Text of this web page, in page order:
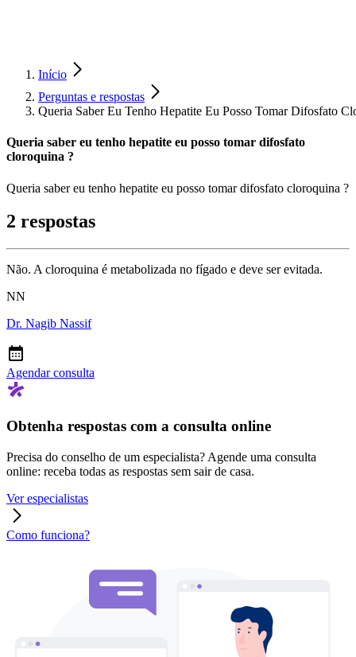
Início
Perguntas e respostas
Queria Saber Eu Tenho Hepatite Eu Posso Tomar Difosfato
Queria saber eu tenho hepatite eu posso tomar difosfato
cloroquina ?
Queria saber eu tenho hepatite eu posso tomar difosfato cloroquina ?
2 respostas
Não. A cloroquina é metabolizada no fígado e deve ser evitada.
NN
Dr. Nagib Nassif
Agendar consulta
Obtenha respostas com a consulta online
Precisa do conselho de um especialista? Agende uma consulta
online: receba todas as respostas sem sair de casa.
Ver especialistas
Como funciona?